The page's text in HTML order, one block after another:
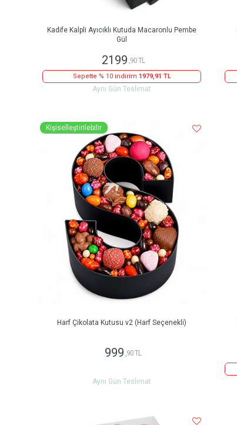
Kadife Kalpli Ayıcıklı Kutuda Macaronlu Pembe
Gül
2199 ,90 TL
Sepette % 10 indirim 1979,91 TL
Aynı Gün Teslimat
Kişiselleştirilebilir
Harf Çikolata Kutusu v2 (Harf Seçenekli)
999 ,90 TL
Aynı Gün Teslimat